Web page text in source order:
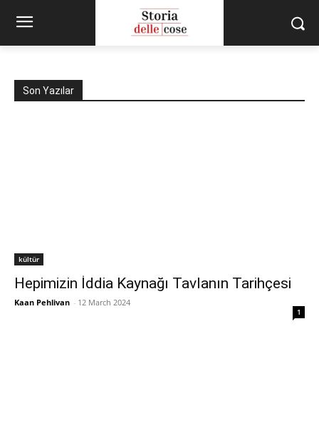
Son Yazılar
kültür
Hepimizin İddia Kaynağı Tavlanın Tarihçesi
Kaan Pehlivan - 12 March 2024
1